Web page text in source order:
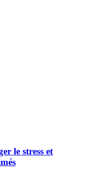
le stress et